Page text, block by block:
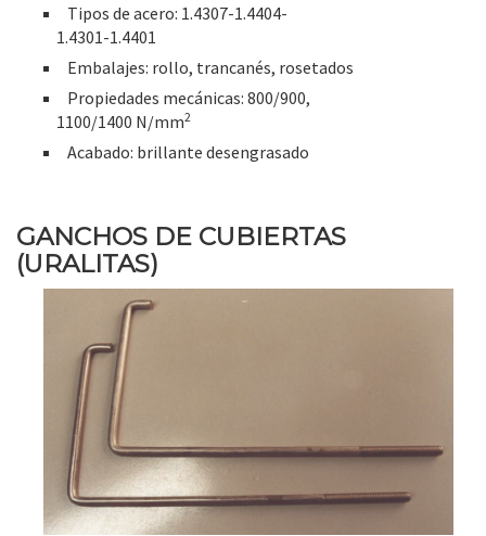
Tipos de acero: 1.4307-1.4404-
1.4301-1.4401
Embalajes: rollo, trancanés, rosetados
Propiedades mecánicas: 800/900,
1100/1400 N/mm2
Acabado: brillante desengrasado
GANCHOS DE CUBIERTAS
(URALITAS)